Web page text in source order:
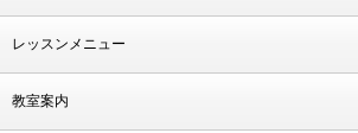
レッスンメニュー
教室案内